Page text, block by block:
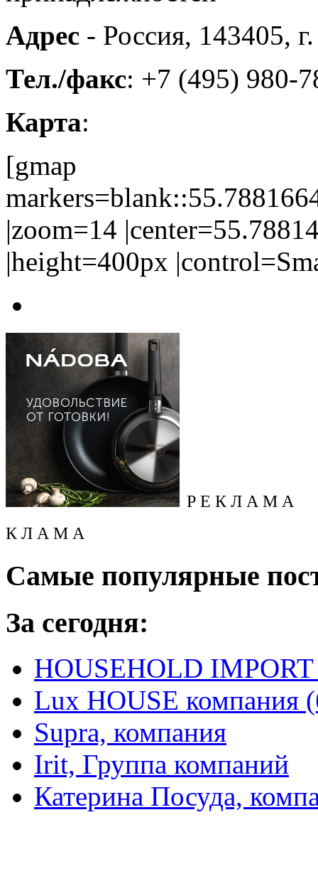
Адрес - Россия, 143405,
Тел./факс: +7 (495) 980-
Карта:
[gmap
|zoom=14
|height=400px
Р Е К Л А М А
К Л А М А
Самые популярные
За сегодня:
HOUSEHOLD
Lux HOUSE компания
Supra, компания
Irit, Группа компаний
Катерина Посуда,